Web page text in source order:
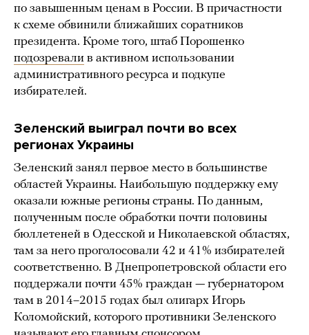
по завышенным ценам в России. В причастности
к схеме обвинили ближайших соратников
президента. Кроме того, штаб Порошенко
подозревали в активном использовании
административного ресурса и подкупе
избирателей.
Зеленский выиграл почти во всех
регионах Украины
Зеленский занял первое место в большинстве
областей Украины. Наибольшую поддержку ему
оказали южные регионы страны. По данным,
полученным после обработки почти половины
бюллетеней в Одесской и Николаевской областях,
там за него проголосовали 42 и 41% избирателей
соответственно. В Днепропетровской области его
поддержали почти 45% граждан — губернатором
там в 2014–2015 годах был олигарх Игорь
Коломойский, которого противники Зеленского